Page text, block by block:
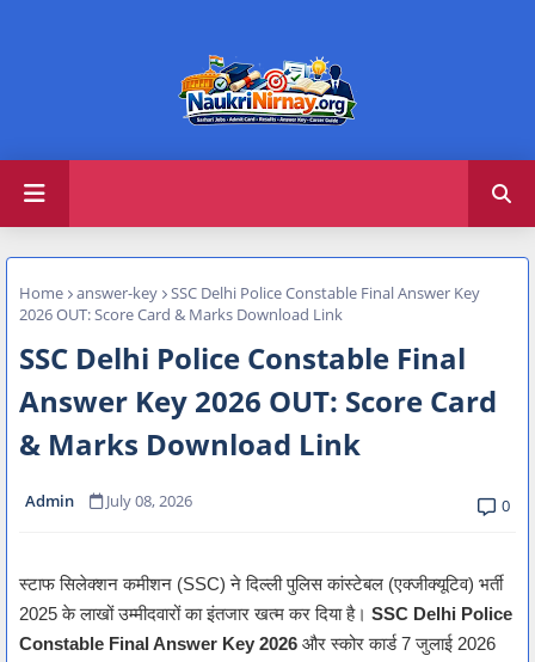
Home answer-key
SSC Delhi Police Constable Final Answer Key
2026 OUT: Score Card & Marks Download Link
SSC Delhi Police Constable Final
Answer Key 2026 OUT: Score Card
& Marks Download Link
Admin July 08, 2026 0
स्टाफ सिलेक्शन कमीशन (SSC) ने दिल्ली पुलिस कांस्टेबल (एक्जीक्यूटिव) भर्ती
2025 के लाखों उम्मीदवारों का इंतजार खत्म कर दिया है। SSC Delhi Police
Constable Final Answer Key 2026 और स्कोर कार्ड 7 जुलाई 2026